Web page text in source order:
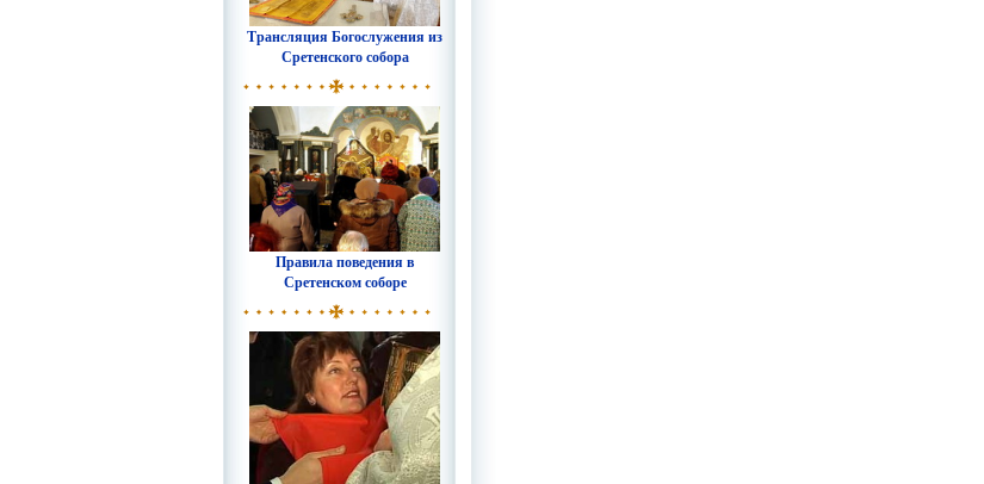
Трансляция Богослужения из
Сретенского собора
Правила поведения в
Сретенском соборе